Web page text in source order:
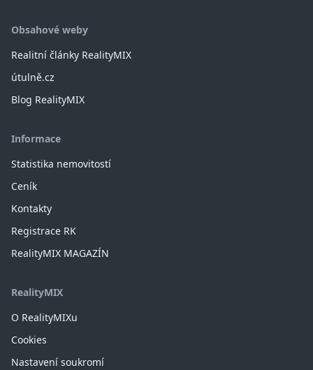
Obsahové weby
Realitní články RealityMIX
útulně.cz
Blog RealityMIX
Informace
Statistika nemovitostí
Ceník
Kontakty
Registrace RK
RealityMIX MAGAZÍN
RealityMIX
O RealityMIXu
Cookies
Nastavení soukromí